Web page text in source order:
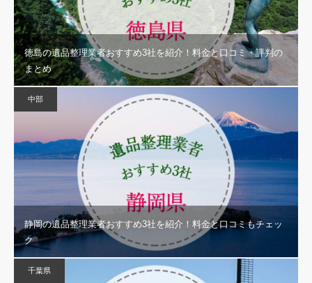
徳島の遺品整理業者おすすめ3社を紹介！料金と口コミ・評判の
まとめ
中部
静岡の遺品整理業者おすすめ3社を紹介！料金と口コミもチェッ
ク
千葉県